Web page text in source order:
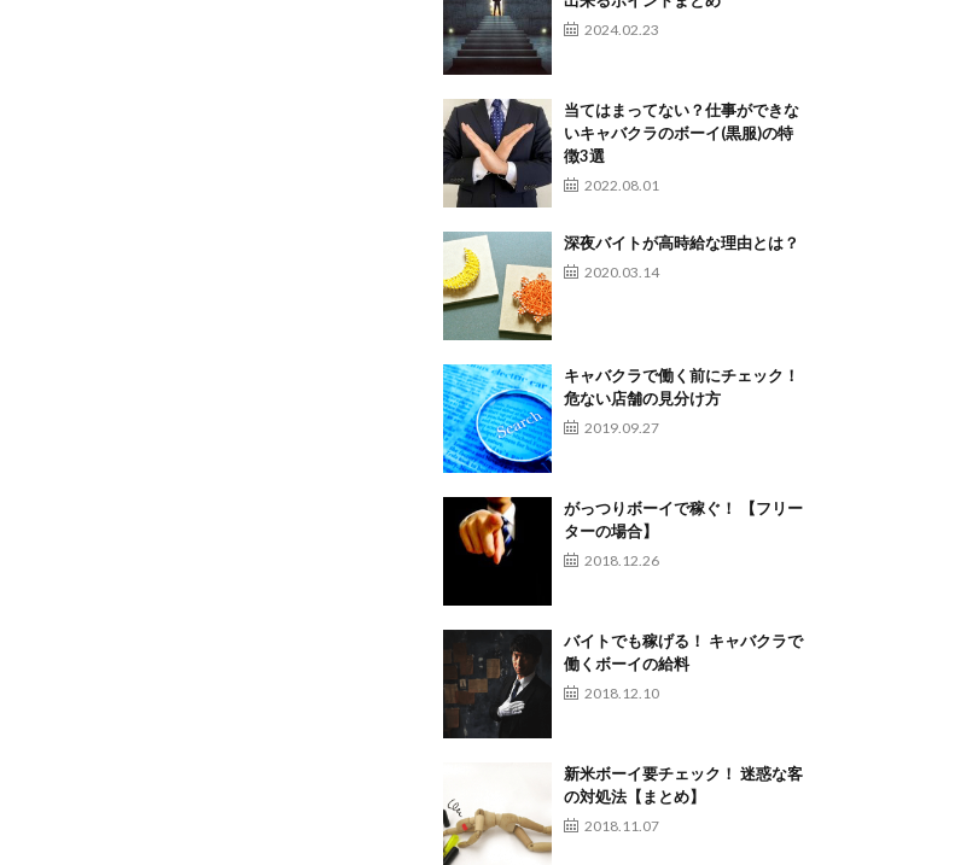
2024.02.23
当てはまってない？仕事ができな
いキャバクラのボーイ(黒服)の特
徴3選
2022.08.01
深夜バイトが高時給な理由とは？
2020.03.14
キャバクラで働く前にチェック！
危ない店舗の見分け方
2019.09.27
がっつりボーイで稼ぐ！ 【フリー
ターの場合】
2018.12.26
バイトでも稼げる！ キャバクラで
働くボーイの給料
2018.12.10
新米ボーイ要チェック！ 迷惑な客
の対処法【まとめ】
2018.11.07